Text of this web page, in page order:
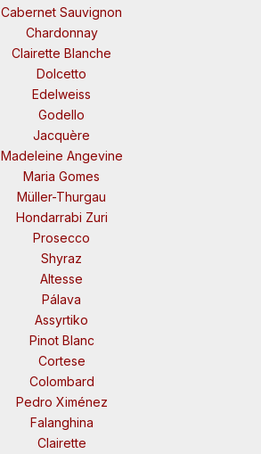
Cabernet Sauvignon
Chardonnay
Clairette Blanche
Dolcetto
Edelweiss
Godello
Jacquère
Madeleine Angevine
Maria Gomes
Müller-Thurgau
Hondarrabi Zuri
Prosecco
Shyraz
Altesse
Pálava
Assyrtiko
Pinot Blanc
Cortese
Colombard
Pedro Ximénez
Falanghina
Clairette